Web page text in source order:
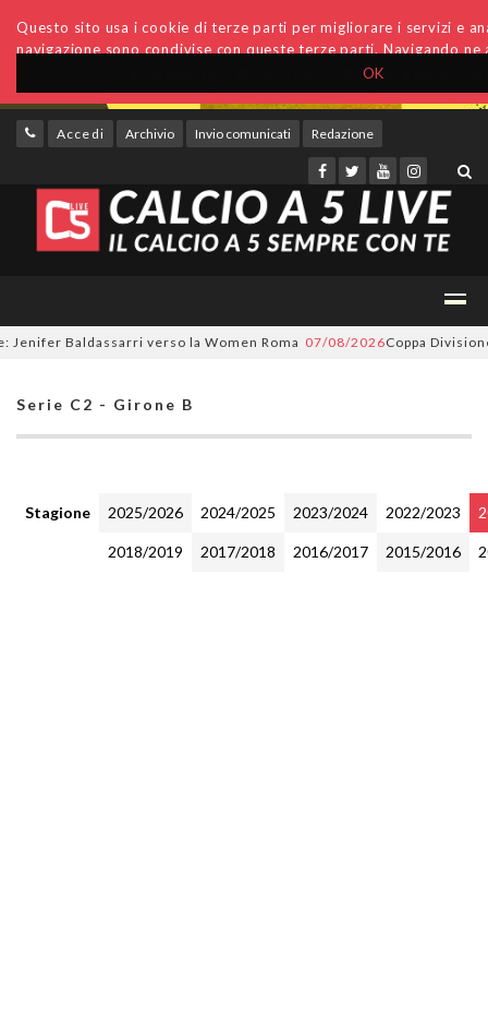
OK
Questo sito usa i cookie di terze parti per migliorare i servizi e
navigazione sono condivise con queste terze parti. Navigando
Accedi Archivio Invio comunicati Redazione
Baldassarri verso la Women Roma 07/08/2026Coppa Divisione, si
Serie C2 - Girone B
Stagione 2025/2026 2024/2025 2023/2024 2022/2023
2018/2019 2017/2018 2016/2017 2015/2016